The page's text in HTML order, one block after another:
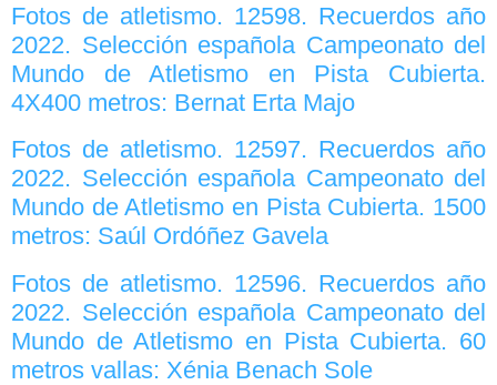
Fotos de atletismo. 12598. Recuerdos año
2022. Selección española Campeonato del
Mundo de Atletismo en Pista Cubierta.
4X400 metros: Bernat Erta Majo
Fotos de atletismo. 12597. Recuerdos año
2022. Selección española Campeonato del
Mundo de Atletismo en Pista Cubierta. 1500
metros: Saúl Ordóñez Gavela
Fotos de atletismo. 12596. Recuerdos año
2022. Selección española Campeonato del
Mundo de Atletismo en Pista Cubierta. 60
metros vallas: Xénia Benach Sole